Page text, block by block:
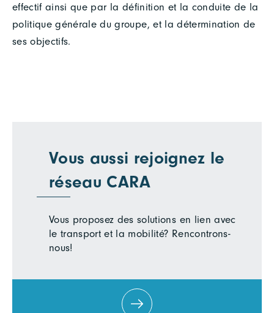
effectif ainsi que par la définition et la conduite de la
politique générale du groupe, et la détermination de
ses objectifs.
Vous aussi rejoignez le
réseau CARA
Vous proposez des solutions en lien avec
le transport et la mobilité? Rencontrons-
nous!